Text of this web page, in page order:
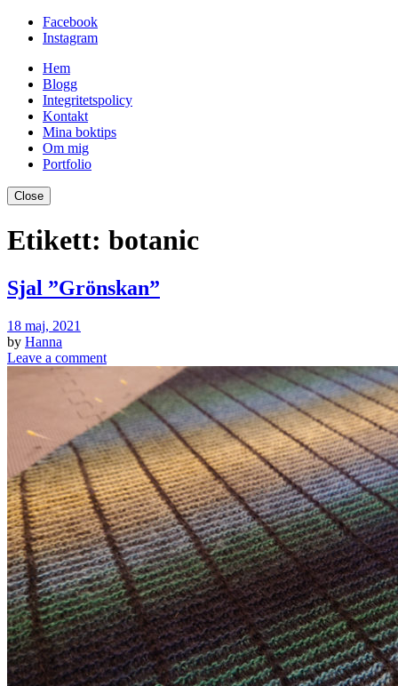
Facebook
Instagram
Hem
Blogg
Integritetspolicy
Kontakt
Mina boktips
Om mig
Portfolio
Close
Etikett: botanic
Sjal ”Grönskan”
18 maj, 2021
by Hanna
Leave a comment